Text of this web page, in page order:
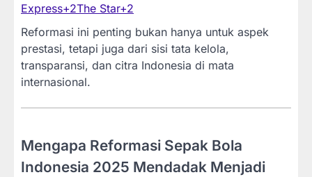
Express+2The Star+2
Reformasi ini penting bukan hanya untuk aspek
prestasi, tetapi juga dari sisi tata kelola,
transparansi, dan citra Indonesia di mata
internasional.
Mengapa Reformasi Sepak Bola
Indonesia 2025 Mendadak Menjadi